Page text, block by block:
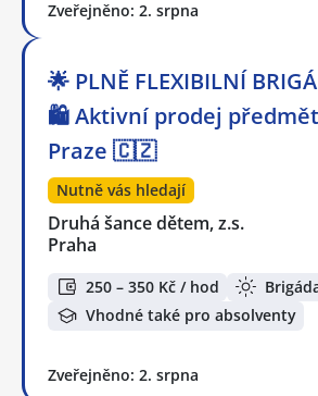
Zveřejněno: 2. srpna
🌟 PLNĚ FLEXIBILNÍ
🛍️ Aktivní prodej
Praze 🇨🇿
Nutně vás hledají
Druhá šance dětem, z.s.
Praha
250 – 350 Kč / hod
Vhodné také pro absolventy
Zveřejněno: 2. srpna